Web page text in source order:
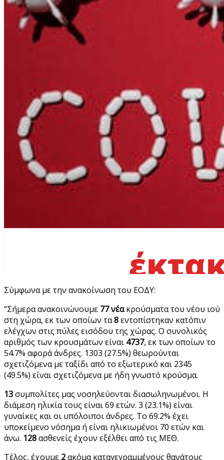
Σύμφωνα με την ανακοίνωση του ΕΟΔΥ:
“Σήμερα ανακοινώνουμε 77 νέακρούσματα του νέου ιού
στη χώρα, εκ των οποίων τα8εντοπίστηκαν κατόπιν
ελέγχων στις πύλες εισόδου της χώρας. Ο συνολικός
αριθμός των κρουσμάτων είναι 4737, εκ των οποίων το
54.7% αφορά άνδρες. 1303 (27.5%) θεωρούνται
σχετιζόμενα με ταξίδι από το εξωτερικό και 2345
(49.5%) είναι σχετιζόμενα με ήδη γνωστό κρούσμα.
13συμπολίτες μας νοσηλεύονται διασωληνωμένοι. Η
διάμεση ηλικία τους είναι 69 ετών. 3 (23.1%) είναι
γυναίκες και οι υπόλοιποι άνδρες. To 69.2% έχει
υποκείμενο νόσημα ή είναι ηλικιωμένοι 70 ετών και
άνω. 128ασθενείς έχουν εξέλθει από τις ΜΕΘ.
Τέλος, έχουμε 2ακόμα καταγεγραμμένους θανάτους